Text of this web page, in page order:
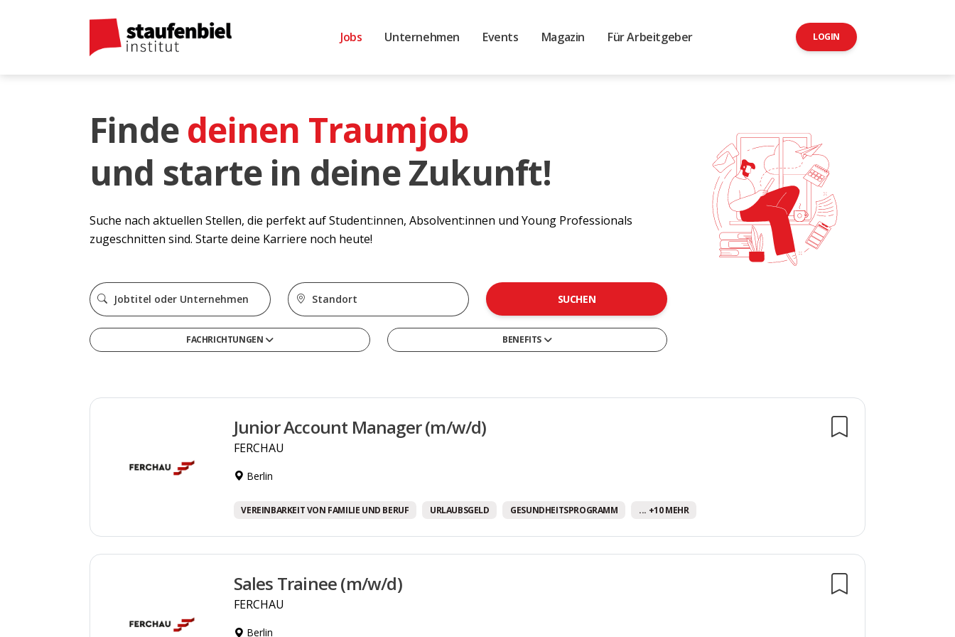
Jobs Unternehmen Events Magazin Für Arbeitgeber LOGIN
Finde deinen Traumjob
und starte in deine Zukunft!
Suche nach aktuellen Stellen, die perfekt auf Student:innen, Absolvent:innen und Young Professionals
zugeschnitten sind. Starte deine Karriere noch heute!
SUCHEN
FACHRICHTUNGEN
Gesellschafts- & Sozialwissenschaften
Informatik
Ingenieurwesen & Technik
Medien, Kommunikation & Marketing
Naturwissenschaften & Mathematik
Wirtschaft & Management
BENEFITS
13tes Monatsgehalt
Arbeitszeitmodelle
Betriebliche Altersvorsorge
Diensthandy
Junior Account Manager (m/w/d)
FERCHAU
Berlin
VEREINBARKEIT VON FAMILIE UND BERUF URLAUBSGELD GESUNDHEITSPROGRAMM ... +10 MEHR
Sales Trainee (m/w/d)
FERCHAU
Berlin